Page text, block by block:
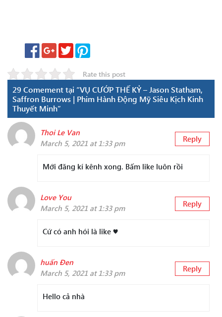
Rate this post
29 Comement tại “VỤ CƯỚP THẾ KỶ – Jason Statham,
Saffron Burrows | Phim Hành Động Mỹ Siêu Kịch Kinh
Thuyết Minh”
Thoi Le Van
March 5, 2021 at 1:33 pm
Reply
Mới đăng kí kênh xong. Bấm like luôn rồi
Love You
March 5, 2021 at 1:33 pm
Reply
Cứ có anh hói là like ♥️
huấn Đen
March 5, 2021 at 1:33 pm
Reply
Hello cả nhà